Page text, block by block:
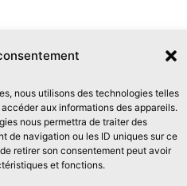
nous utilisons des technologies telles
aux informations des appareils.
nous permettra de traiter des
de navigation ou les ID uniques sur ce
retirer son consentement peut avoir
et fonctions.